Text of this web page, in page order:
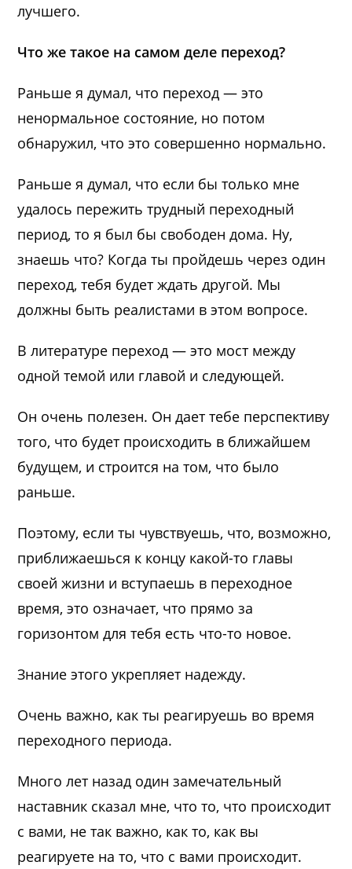
лучшего.
Что же такое на самом деле переход?
Раньше я думал, что переход — это
ненормальное состояние, но потом
обнаружил, что это совершенно нормально.
Раньше я думал, что если бы только мне
удалось пережить трудный переходный
период, то я был бы свободен дома. Ну,
знаешь что? Когда ты пройдешь через один
переход, тебя будет ждать другой. Мы
должны быть реалистами в этом вопросе.
В литературе переход — это мост между
одной темой или главой и следующей.
Он очень полезен. Он дает тебе перспективу
того, что будет происходить в ближайшем
будущем, и строится на том, что было
раньше.
Поэтому, если ты чувствуешь, что, возможно,
приближаешься к концу какой-то главы
своей жизни и вступаешь в переходное
время, это означает, что прямо за
горизонтом для тебя есть что-то новое.
Знание этого укрепляет надежду.
Очень важно, как ты реагируешь во время
переходного периода.
Много лет назад один замечательный
наставник сказал мне, что то, что происходит
с вами, не так важно, как то, как вы
реагируете на то, что с вами происходит.